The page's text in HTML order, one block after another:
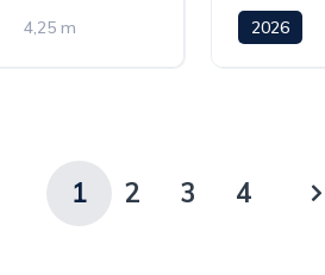
4,25 m 2026
1 2 3 4